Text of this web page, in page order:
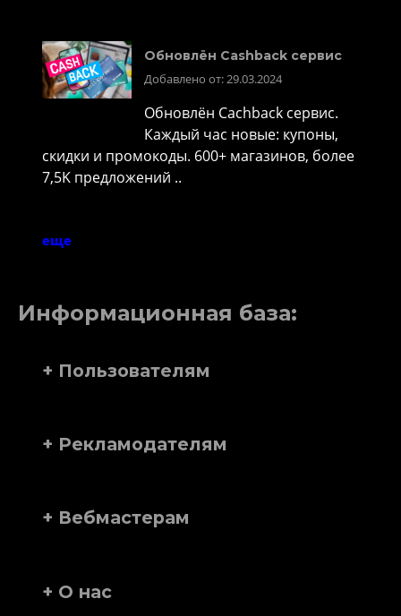
Обновлён Cashback сервис
Добавлено от: 29.03.2024
Обновлён Cachback сервис.
Каждый час новые: купоны,
скидки и промокоды. 600+ магазинов, более
7,5K предложений ..
еще
Информационная база:
+ Пользователям
+ Рекламодателям
+ Вебмастерам
+ О нас